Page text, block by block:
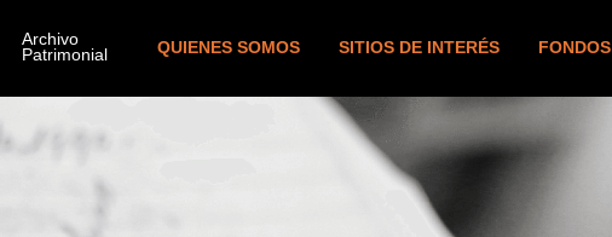
QUIENES SOMOS SITIOS DE INTERÉS FONDOS